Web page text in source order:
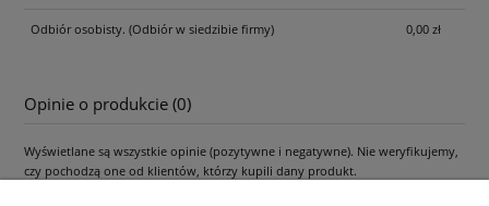
Odbiór osobisty. (Odbiór w siedzibie firmy) 0,00 zł
Opinie o produkcie (0)
Wyświetlane są wszystkie opinie (pozytywne i negatywne). Nie weryfikujemy,
czy pochodzą one od klientów, którzy kupili dany produkt.